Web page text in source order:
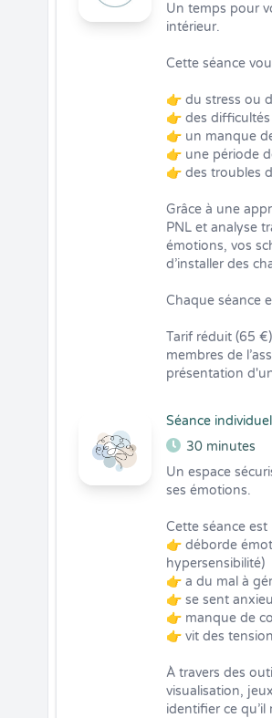
Un temps pour
intérieur.
Cette séance
👉 du stress ou
👉 des
👉 un manque
👉 une période
👉 des troubles
Grâce à une
PNL et analyse
émotions, vos
d’installer des
Chaque séance
Tarif réduit (65
membres de
présentation
Séance
30 minutes
Un espace
ses émotions.
Cette séance
👉 déborde
hypersensibilité)
👉 a du mal à
👉 se sent
👉 manque de
👉 vit des
À travers des
visualisation,
identifier ce